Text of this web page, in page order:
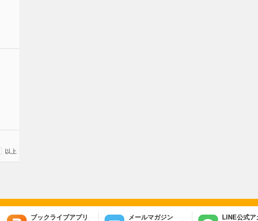
以上
ブックライブアプリ メールマガジン LINE公式ア